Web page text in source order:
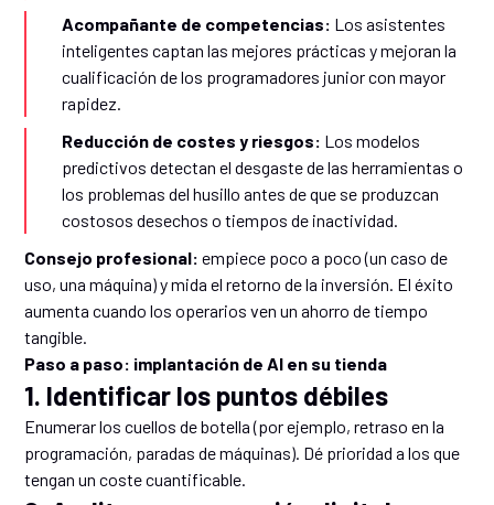
Acompañante de competencias: Los asistentes
inteligentes captan las mejores prácticas y mejoran la
cualificación de los programadores junior con mayor
rapidez.
Reducción de costes y riesgos: Los modelos
predictivos detectan el desgaste de las herramientas o
los problemas del husillo antes de que se produzcan
costosos desechos o tiempos de inactividad.
Consejo profesional: empiece poco a poco (un caso de
uso, una máquina) y mida el retorno de la inversión. El éxito
aumenta cuando los operarios ven un ahorro de tiempo
tangible.
Paso a paso: implantación de AI en su tienda
1. Identificar los puntos débiles
Enumerar los cuellos de botella (por ejemplo, retraso en la
programación, paradas de máquinas). Dé prioridad a los que
tengan un coste cuantificable.